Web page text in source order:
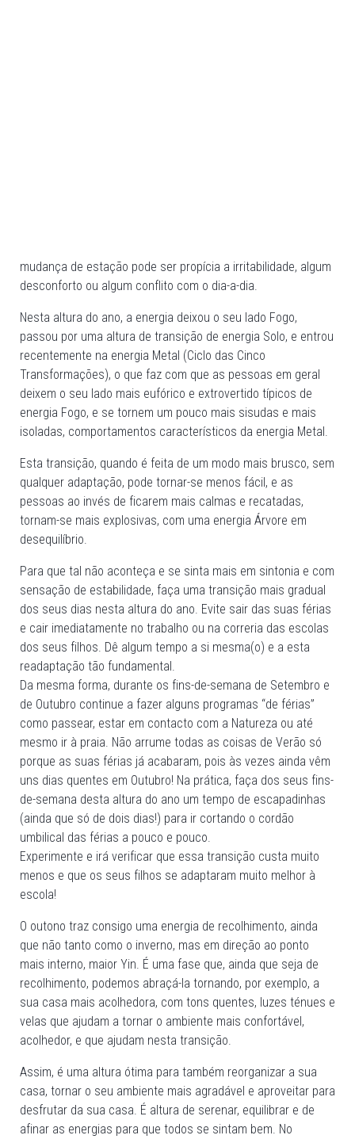
mudança de estação pode ser propícia a irritabilidade, algum
desconforto ou algum conflito com o dia-a-dia.
Nesta altura do ano, a energia deixou o seu lado Fogo,
passou por uma altura de transição de energia Solo, e entrou
recentemente na energia Metal (Ciclo das Cinco
Transformações), o que faz com que as pessoas em geral
deixem o seu lado mais eufórico e extrovertido típicos de
energia Fogo, e se tornem um pouco mais sisudas e mais
isoladas, comportamentos característicos da energia Metal.
Esta transição, quando é feita de um modo mais brusco, sem
qualquer adaptação, pode tornar-se menos fácil, e as
pessoas ao invés de ficarem mais calmas e recatadas,
tornam-se mais explosivas, com uma energia Árvore em
desequilíbrio.
Para que tal não aconteça e se sinta mais em sintonia e com
sensação de estabilidade, faça uma transição mais gradual
dos seus dias nesta altura do ano. Evite sair das suas férias
e cair imediatamente no trabalho ou na correria das escolas
dos seus filhos. Dê algum tempo a si mesma(o) e a esta
readaptação tão fundamental.
Da mesma forma, durante os fins-de-semana de Setembro e
de Outubro continue a fazer alguns programas “de férias”
como passear, estar em contacto com a Natureza ou até
mesmo ir à praia. Não arrume todas as coisas de Verão só
porque as suas férias já acabaram, pois às vezes ainda vêm
uns dias quentes em Outubro! Na prática, faça dos seus fins-
de-semana desta altura do ano um tempo de escapadinhas
(ainda que só de dois dias!) para ir cortando o cordão
umbilical das férias a pouco e pouco.
Experimente e irá verificar que essa transição custa muito
menos e que os seus filhos se adaptaram muito melhor à
escola!
O outono traz consigo uma energia de recolhimento, ainda
que não tanto como o inverno, mas em direção ao ponto
mais interno, maior Yin. É uma fase que, ainda que seja de
recolhimento, podemos abraçá-la tornando, por exemplo, a
sua casa mais acolhedora, com tons quentes, luzes ténues e
velas que ajudam a tornar o ambiente mais confortável,
acolhedor, e que ajudam nesta transição.
Assim, é uma altura ótima para também reorganizar a sua
casa, tornar o seu ambiente mais agradável e aproveitar para
desfrutar da sua casa. É altura de serenar, equilibrar e de
afinar as energias para que todos se sintam bem. No